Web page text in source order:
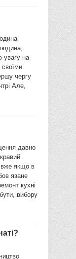
увагу на
чергу
Але,
давно
вже якщо в
язане
кухні
вибору